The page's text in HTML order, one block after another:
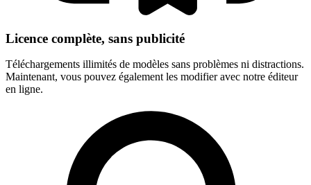
Licence complète, sans publicité
Téléchargements illimités de modèles sans problèmes ni distractions.
Maintenant, vous pouvez également les modifier avec notre éditeur
en ligne.